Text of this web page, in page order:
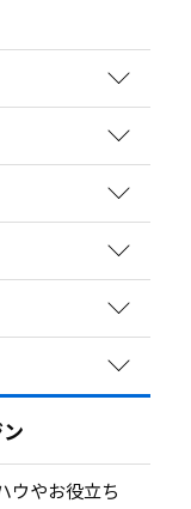
る
る
る
る
る
ウやお役立ち